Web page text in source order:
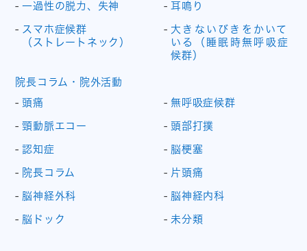
一過性の脱力、失神 耳鳴り
スマホ症候群
（ストレートネック）
大きないびきをかいて
いる（睡眠時無呼吸症
候群）
院長コラム・院外活動
頭痛
無呼吸症候群
頸動脈エコー 頭部打撲
認知症 脳梗塞
院長コラム 片頭痛
脳神経外科 脳神経内科
脳ドック 未分類